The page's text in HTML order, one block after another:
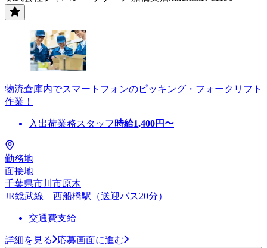
物流倉庫内でスマートフォンのピッキング・フォークリフト
作業！
入出荷業務スタッフ 時給1,400円〜
勤務地
面接地
千葉県市川市原木
JR総武線 西船橋駅（送迎バス20分）
交通費支給
詳細を見る 応募画面に進む